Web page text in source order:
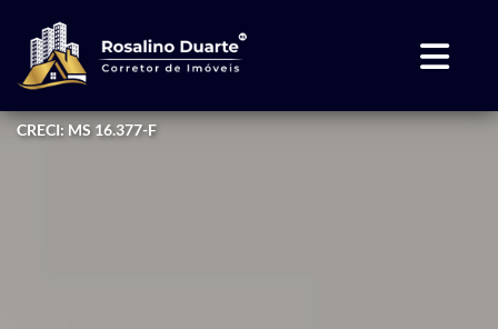
CRECI: MS 16.377-F